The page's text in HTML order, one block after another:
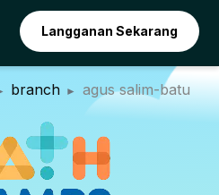
Langganan Sekarang
branch agus salim-batu